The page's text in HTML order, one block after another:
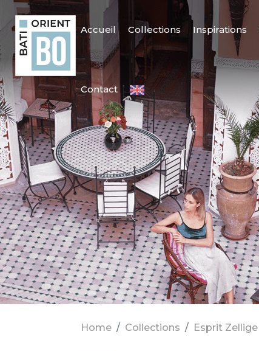
Accueil Collections Inspirations
Contact
Home Collections Esprit Zellige